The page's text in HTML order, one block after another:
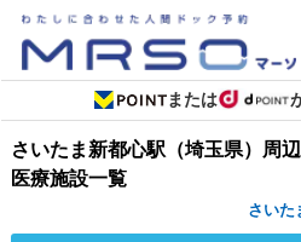
または
さいたま新都心駅（埼玉県）周辺
医療施設一覧
さいた